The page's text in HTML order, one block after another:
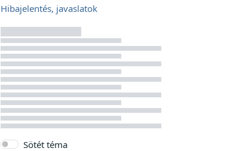
Hibajelentés, javaslatok
Sötét téma